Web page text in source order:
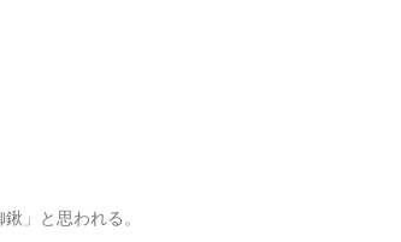
」と思われる。